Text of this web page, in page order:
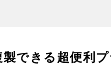
製できる超便利